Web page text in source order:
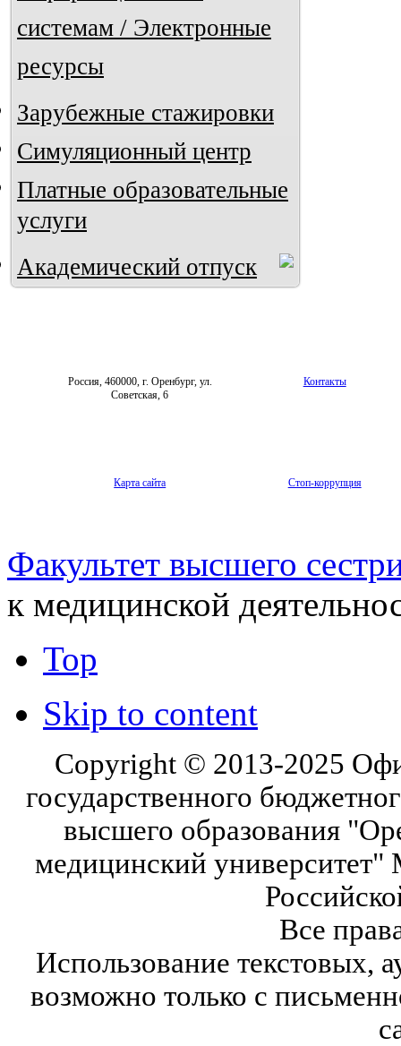
системам / Электронные
ресурсы
Зарубежные стажировки
Симуляционный центр
Платные образовательные
услуги
Академический отпуск
Россия, 460000, г. Оренбург, ул.
Советская, 6
Контакты
Карта сайта Стоп-коррупция
Факультет высшего
к медицинской
Top
Skip to content
Copyright © 2013-2025
государственного
высшего образования
медицинский университет"
Все
Использование текстовых,
возможно только с